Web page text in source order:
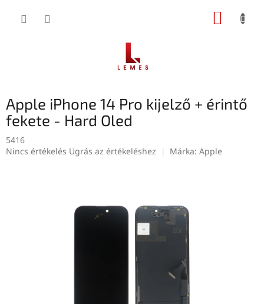
KOSÁR
Apple iPhone 14 Pro kijelző + érintő
fekete - Hard Oled
5416
A
Nincs értékelés Ugrás az értékeléshez Márka: Apple